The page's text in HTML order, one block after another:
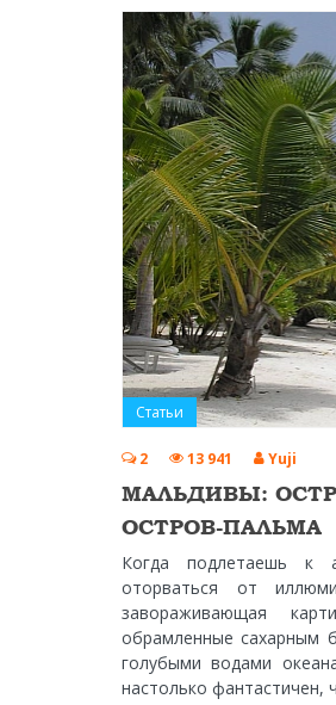
Статьи
2 13 941 Yuji
МАЛЬДИВЫ:
ОСТРОВ-ПАЛЬМА
Когда подлетаешь к
оторваться от
завораживающая
обрамленные сахарным
голубыми водами
настолько фантастичен,